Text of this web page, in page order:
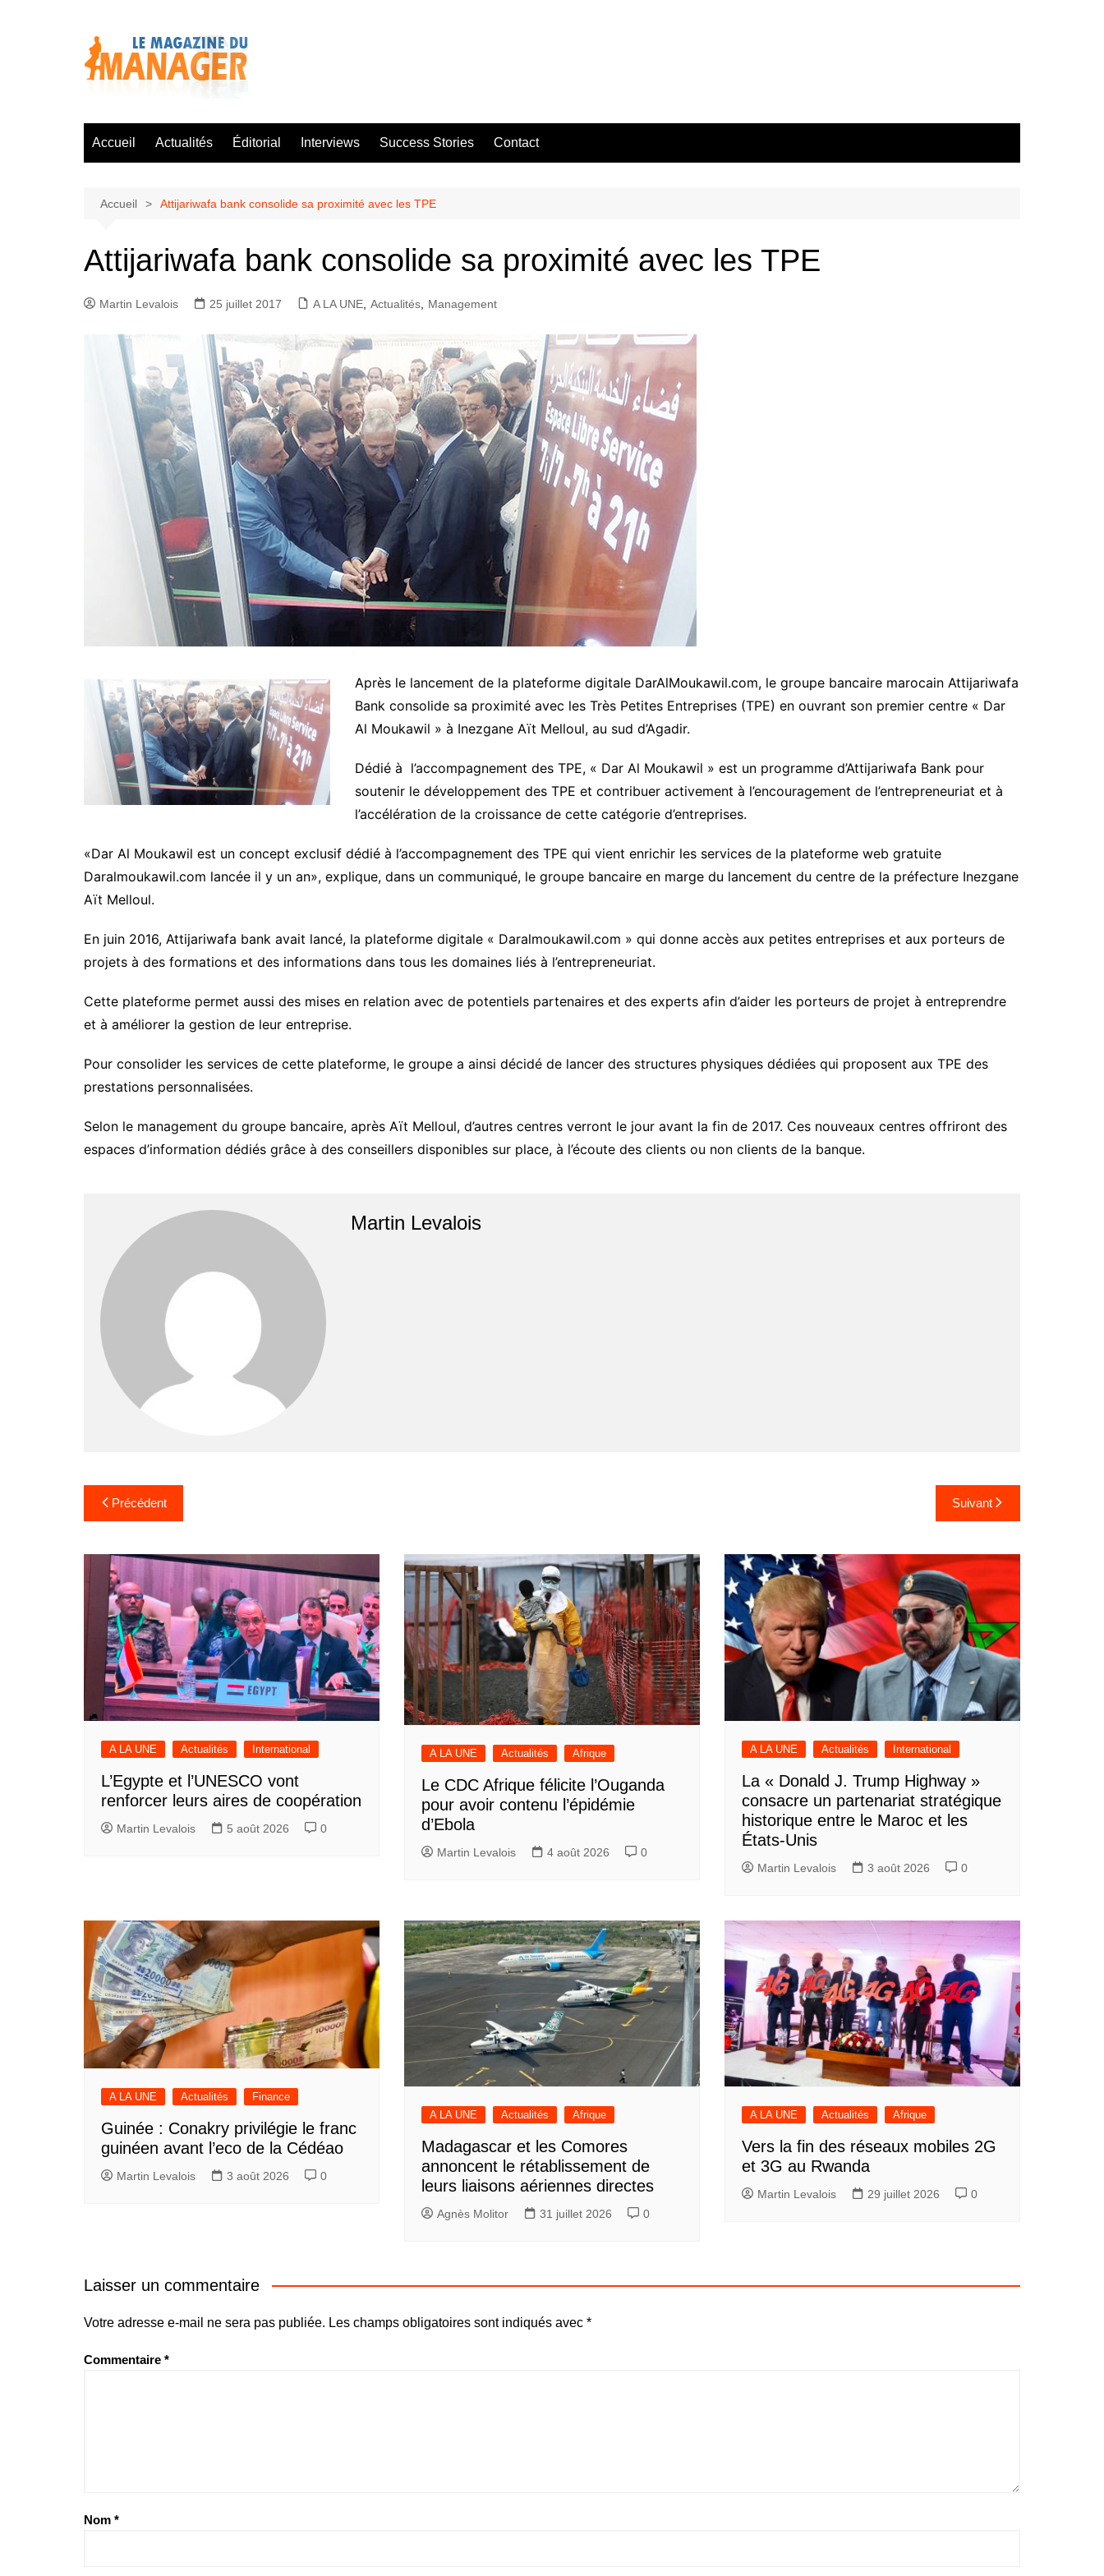
Accueil Actualités Éditorial Interviews Success Stories Contact
Accueil Attijariwafa bank consolide sa proximité avec les TPE
Attijariwafa bank consolide sa proximité avec les TPE
Martin Levalois 25 juillet 2017 A LA UNE Actualités Management
Après le lancement de la plateforme digitale DarAlMoukawil.com, le groupe bancaire marocain Attijariwafa
Bank consolide sa proximité avec les Très Petites Entreprises (TPE) en ouvrant son premier centre « Dar
Al Moukawil » à Inezgane Aït Melloul, au sud d’Agadir.
Dédié à l’accompagnement des TPE, « Dar Al Moukawil » est un programme d’Attijariwafa Bank pour
soutenir le développement des TPE et contribuer activement à l’encouragement de l’entrepreneuriat et à
l’accélération de la croissance de cette catégorie d’entreprises.
«Dar Al Moukawil est un concept exclusif dédié à l’accompagnement des TPE qui vient enrichir les services de la plateforme web gratuite
Daralmoukawil.com lancée il y un an», explique, dans un communiqué, le groupe bancaire en marge du lancement du centre de la préfecture Inezgane
Aït Melloul.
En juin 2016, Attijariwafa bank avait lancé, la plateforme digitale « Daralmoukawil.com » qui donne accès aux petites entreprises et aux porteurs de
projets à des formations et des informations dans tous les domaines liés à l’entrepreneuriat.
Cette plateforme permet aussi des mises en relation avec de potentiels partenaires et des experts afin d’aider les porteurs de projet à entreprendre
et à améliorer la gestion de leur entreprise.
Pour consolider les services de cette plateforme, le groupe a ainsi décidé de lancer des structures physiques dédiées qui proposent aux TPE des
prestations personnalisées.
Selon le management du groupe bancaire, après Aït Melloul, d’autres centres verront le jour avant la fin de 2017. Ces nouveaux centres offriront des
espaces d’information dédiés grâce à des conseillers disponibles sur place, à l’écoute des clients ou non clients de la banque.
Martin Levalois
Navigation
de
l’article
Précédent Suivant
A LA UNE Actualités International
L’Egypte et l’UNESCO vont
renforcer leurs aires de coopération
Martin Levalois 5 août 2026 0
A LA UNE Actualités Afrique
Le CDC Afrique félicite l’Ouganda
pour avoir contenu l’épidémie
d’Ebola
Martin Levalois 4 août 2026 0
A LA UNE Actualités International
La « Donald J. Trump Highway »
consacre un partenariat stratégique
historique entre le Maroc et les
États-Unis
Martin Levalois 3 août 2026 0
A LA UNE Actualités Finance
Guinée : Conakry privilégie le franc
guinéen avant l’eco de la Cédéao
Martin Levalois 3 août 2026 0
A LA UNE Actualités Afrique
Madagascar et les Comores
annoncent le rétablissement de
leurs liaisons aériennes directes
Agnès Molitor 31 juillet 2026 0
A LA UNE Actualités Afrique
Vers la fin des réseaux mobiles 2G
et 3G au Rwanda
Martin Levalois 29 juillet 2026 0
Laisser un commentaire
Votre adresse e-mail ne sera pas publiée. Les champs obligatoires sont indiqués avec *
Commentaire *
Nom *